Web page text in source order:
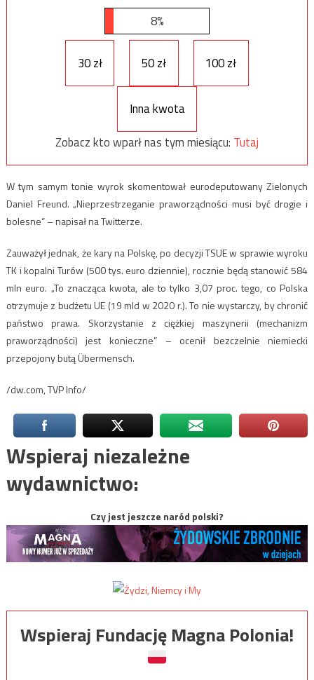
8%
30 zł 50 zł 100 zł
Inna kwota
Zobacz kto wparł nas tym miesiącu: Tutaj
W tym samym tonie wyrok skomentował eurodeputowany Zielonych
Daniel Freund. „Nieprzestrzeganie praworządności musi być drogie i
bolesne” – napisał na Twitterze.
Zauważył jednak, że kary na Polskę, po decyzji TSUE w sprawie wyroku
TK i kopalni Turów (500 tys. euro dziennie), rocznie będą stanowić 584
mln euro. „To znacząca kwota, ale to tylko 3,07 proc. tego, co Polska
otrzymuje z budżetu UE (19 mld w 2020 r.). To nie wystarczy, by chronić
państwo prawa. Skorzystanie z ciężkiej maszynerii (mechanizm
praworządności) jest konieczne” – ocenił bezczelnie niemiecki
przepojony butą Übermensch.
/dw.com, TVP Info/
Wspieraj niezależne
wydawnictwo:
Czy jest jeszcze naród polski?
Wspieraj Fundację Magna Polonia!